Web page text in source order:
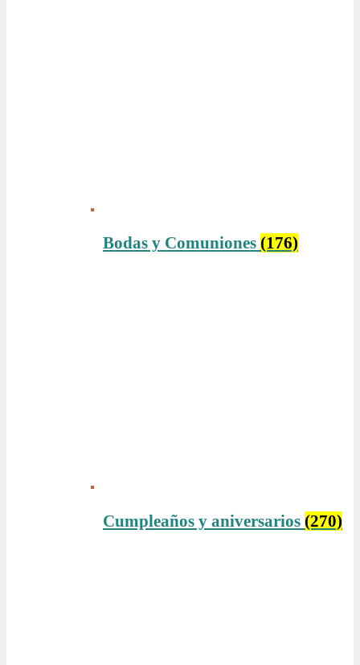
Bodas y Comuniones (176)
Cumpleaños y aniversarios (270)